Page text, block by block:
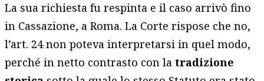
La sua richiesta fu respinta e il caso arrivò fino
in Cassazione, a Roma. La Corte rispose che no,
l’art. 24 non poteva interpretarsi in quel modo,
perché in netto contrasto con latradizione